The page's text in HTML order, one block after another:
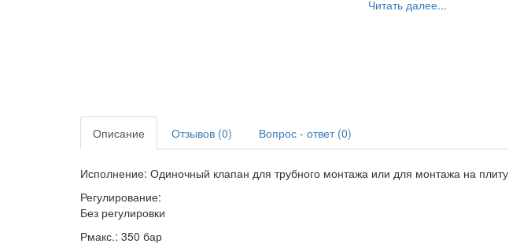
Читать далее...
Описание Отзывов (0) Вопрос - ответ (0)
Исполнение: Одиночный клапан для трубного монтажа или для монтажа на плиту
Регулирование:
Без регулировки
Рмакс.: 350 бар